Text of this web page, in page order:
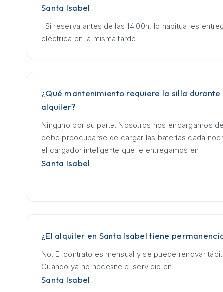
Santa Isabel
. Si reserva antes de las 14:00h, lo habitual es
eléctrica en la misma tarde.
¿Qué mantenimiento requiere la silla durante
alquiler?
Ninguno por su parte. Nosotros nos encargamos
debe preocuparse de cargar las baterías cada
el cargador inteligente que le entregamos en
Santa Isabel
.
¿El alquiler en Santa Isabel tiene
No. El contrato es mensual y se puede renovar
Cuando ya no necesite el servicio en
Santa Isabel